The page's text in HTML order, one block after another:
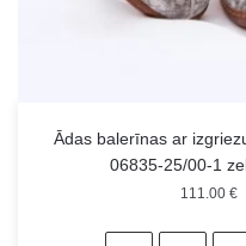
Ādas balerīnas ar
06835-25/00-1
111.00 €